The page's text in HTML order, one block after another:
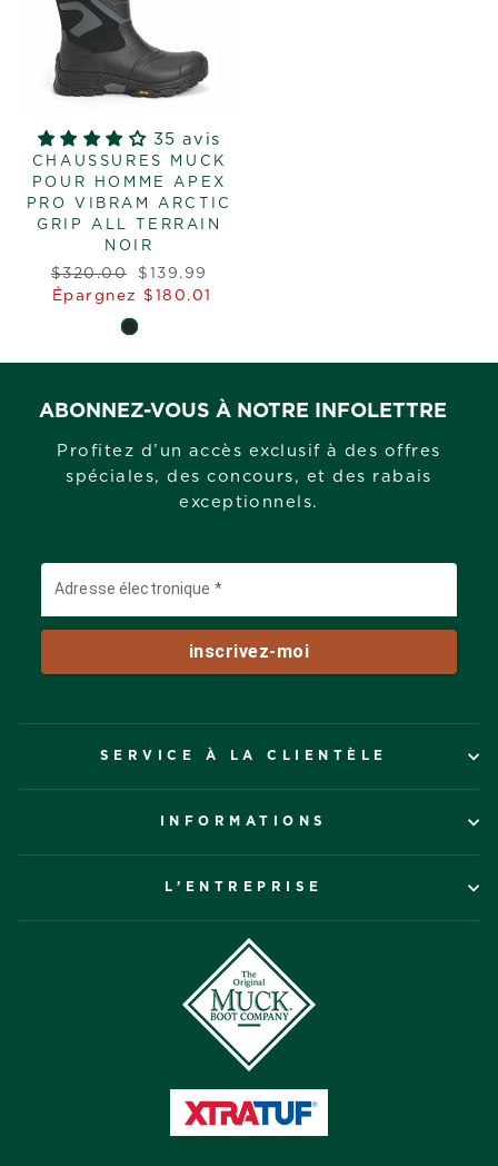
35 avis
CHAUSSURES MUCK
POUR HOMME APEX
PRO VIBRAM ARCTIC
GRIP ALL TERRAIN
NOIR
Prix
régulier
$320.00
Prix
réduit
$139.99
Épargnez $180.01
ABONNEZ-VOUS À NOTRE INFOLETTRE
Profitez d’un accès exclusif à des offres
spéciales, des concours, et des rabais
exceptionnels.
SERVICE À LA CLIENTÈLE
INFORMATIONS
L’ENTREPRISE